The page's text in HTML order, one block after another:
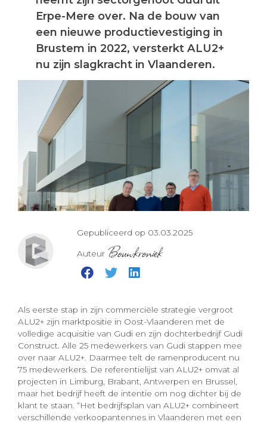
Erpe-Mere over. Na de bouw van
een nieuwe productievestiging in
Brustem in 2022, versterkt ALU2+
nu zijn slagkracht in Vlaanderen.
Gepubliceerd op 03.03.2025
Auteur Bouwkroniek
Als eerste stap in zijn commerciële strategie vergroot
ALU2+ zijn marktpositie in Oost-Vlaanderen met de
volledige acquisitie van Gudi en zijn dochterbedrijf Gudi
Construct. Alle 25 medewerkers van Gudi stappen mee
over naar ALU2+. Daarmee telt de ramenproducent nu
75 medewerkers. De referentielijst van ALU2+ omvat al
projecten in Limburg, Brabant, Antwerpen en Brussel,
maar het bedrijf heeft de intentie om nog dichter bij de
klant te staan. “Het bedrijfsplan van ALU2+ combineert
verschillende verkoopantennes in Vlaanderen met een